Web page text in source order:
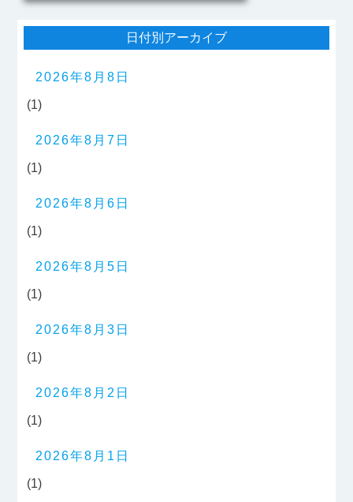
日付別アーカイブ
2026年8月8日
(1)
2026年8月7日
(1)
2026年8月6日
(1)
2026年8月5日
(1)
2026年8月3日
(1)
2026年8月2日
(1)
2026年8月1日
(1)